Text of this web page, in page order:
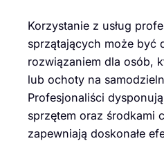
Korzystanie z usług
sprzątających może być
rozwiązaniem dla osób,
lub ochoty na
Profesjonaliści
sprzętem oraz środkami
zapewniają doskonałe